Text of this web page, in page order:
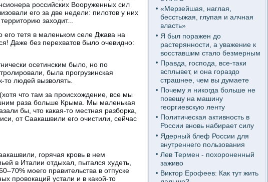
российских Вооруженных сил
его за две недели: пилотов у них
заходит...
его тетя в маленьком селе Джава на
Даже без перехватов было очевидно:
осетинским было, но по
была прогрузинская
то людей вызволять.
что там за происхождение, все мы
раза больше Крыма. Мы маленькая
бы, что какая-то местная разборка,
от Саакашвили его очистили, сейчас
горячая кровь в нем
в Италии отдыхал, пытался худеть,
моего правительства в отпуске
провокаций устали и в какой-то
«Мерзейшая, наглая,
бесстыжая, глупая и алчная
власть»
Я был поражен до
растерянности, а уважение к
восставшим стало безмерным
Правда, господа, все-таки
всплывет, и она гораздо
страшнее, чем вы думаете
Почему я никогда больше не
повешу на машину
георгиевскую ленту
Политическая активность в
России вновь набирает силу
Ядерный блеф России для
внутреннего пользования
Лев Термен - похороненный
заживо
Виктор Ерофеев: Как тут жить